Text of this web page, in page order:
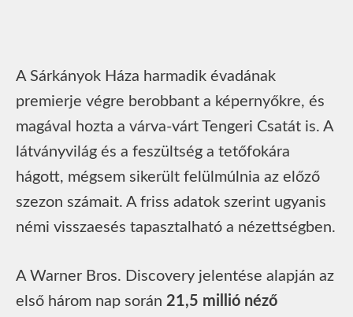
A Sárkányok Háza harmadik évadának
premierje végre berobbant a képernyőkre, és
magával hozta a várva-várt Tengeri Csatát is. A
látványvilág és a feszültség a tetőfokára
hágott, mégsem sikerült felülmúlnia az előző
szezon számait. A friss adatok szerint ugyanis
némi visszaesés tapasztalható a nézettségben.
A Warner Bros. Discovery jelentése alapján az
első három nap során 21,5 millió néző